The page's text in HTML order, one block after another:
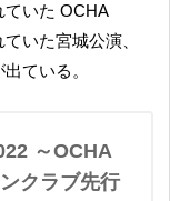
いた宮城公演、
ている。
クラブ先行